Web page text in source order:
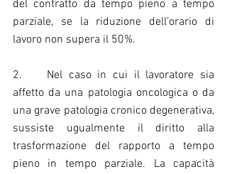
del contratto da tempo pieno a tempo
parziale, se la riduzione dell’orario di
lavoro non supera il 50%.
2.    Nel caso in cui il lavoratore sia
affetto da una patologia oncologica o da
una grave patologia cronico degenerativa,
sussiste ugualmente il diritto alla
trasformazione del rapporto a tempo
pieno in tempo parziale. La capacità